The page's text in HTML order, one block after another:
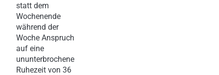
statt dem
Wochenende
während der
Woche Anspruch
auf eine
ununterbrochene
Ruhezeit von 36